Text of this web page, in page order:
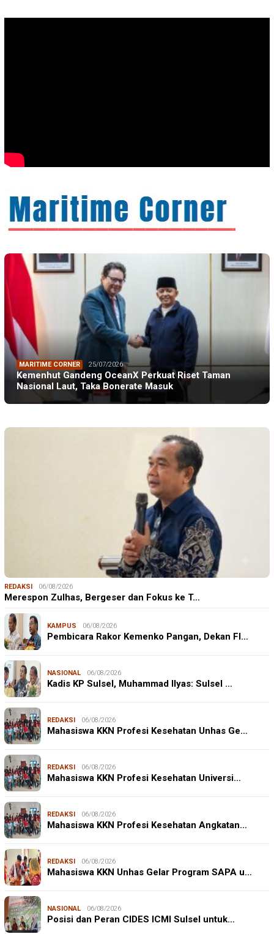
MARITIME CORNER 25/07/2026
Kemenhut Gandeng OceanX Perkuat Riset Taman
Nasional Laut, Taka Bonerate Masuk
REDAKSI 06/08/2026
Merespon Zulhas, Bergeser dan Fokus ke T…
KAMPUS 06/08/2026
Pembicara Rakor Kemenko Pangan, Dekan FI…
NASIONAL 06/08/2026
Kadis KP Sulsel, Muhammad Ilyas: Sulsel …
REDAKSI 06/08/2026
Mahasiswa KKN Profesi Kesehatan Unhas Ge…
REDAKSI 06/08/2026
Mahasiswa KKN Profesi Kesehatan Universi…
REDAKSI 06/08/2026
Mahasiswa KKN Profesi Kesehatan Angkatan…
REDAKSI 06/08/2026
Mahasiswa KKN Unhas Gelar Program SAPA u…
NASIONAL 06/08/2026
Posisi dan Peran CIDES ICMI Sulsel untuk…